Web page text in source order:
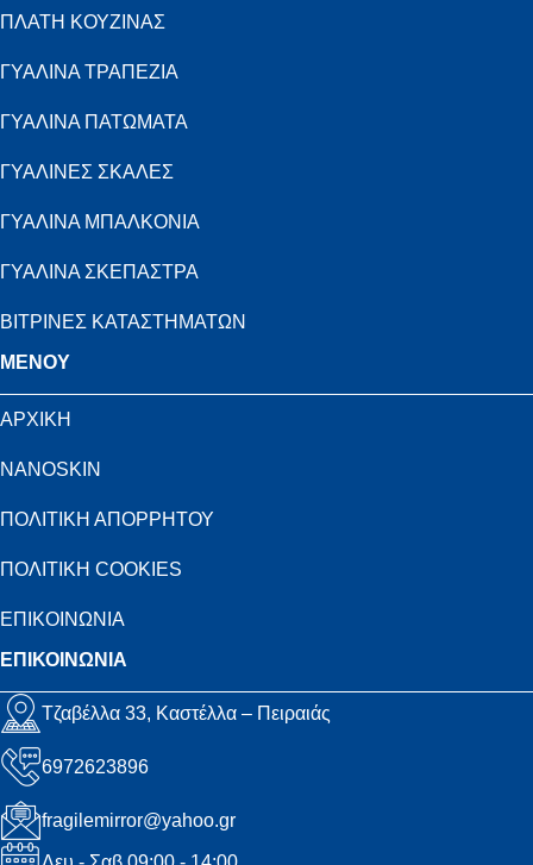
ΠΛΑΤΗ ΚΟΥΖΙΝΑΣ
ΓΥΑΛΙΝΑ ΤΡΑΠΕΖΙΑ
ΓΥΑΛΙΝΑ ΠΑΤΩΜΑΤΑ
ΓΥΑΛΙΝΕΣ ΣΚΑΛΕΣ
ΓΥΑΛΙΝΑ ΜΠΑΛΚΟΝΙΑ
ΓΥΑΛΙΝΑ ΣΚΕΠΑΣΤΡΑ
ΒΙΤΡΙΝΕΣ ΚΑΤΑΣΤΗΜΑΤΩΝ
MENOY
ΑΡΧΙΚΗ
NANOSKIN
ΠΟΛΙΤΙΚΗ ΑΠΟΡΡΗΤΟΥ
ΠΟΛΙΤΙΚΗ COOKIES
ΕΠΙΚΟΙΝΩΝΙΑ
ΕΠΙΚΟΙΝΩΝΙΑ
Τζαβέλλα 33, Καστέλλα – Πειραιάς
6972623896
fragilemirror@yahoo.gr